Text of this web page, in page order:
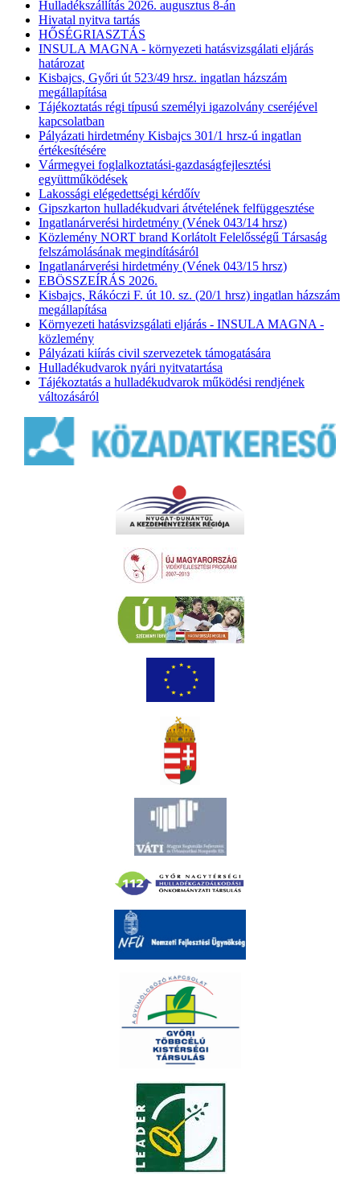
Hulladékszállítás 2026. augusztus 8-án
Hivatal nyitva tartás
HŐSÉGRIASZTÁS
INSULA MAGNA - környezeti hatásvizsgálati eljárás
határozat
Kisbajcs, Győri út 523/49 hrsz. ingatlan házszám
megállapítása
Tájékoztatás régi típusú személyi igazolvány cseréjével
kapcsolatban
Pályázati hirdetmény Kisbajcs 301/1 hrsz-ú ingatlan
értékesítésére
Vármegyei foglalkoztatási-gazdaságfejlesztési
együttműködések
Lakossági elégedettségi kérdőív
Gipszkarton hulladékudvari átvételének felfüggesztése
Ingatlanárverési hirdetmény (Vének 043/14 hrsz)
Közlemény NORT brand Korlátolt Felelősségű Társaság
felszámolásának megindításáról
Ingatlanárverési hirdetmény (Vének 043/15 hrsz)
EBÖSSZEÍRÁS 2026.
Kisbajcs, Rákóczi F. út 10. sz. (20/1 hrsz) ingatlan házszám
megállapítása
Környezeti hatásvizsgálati eljárás - INSULA MAGNA -
közlemény
Pályázati kiírás civil szervezetek támogatására
Hulladékudvarok nyári nyitvatartása
Tájékoztatás a hulladékudvarok működési rendjének
változásáról